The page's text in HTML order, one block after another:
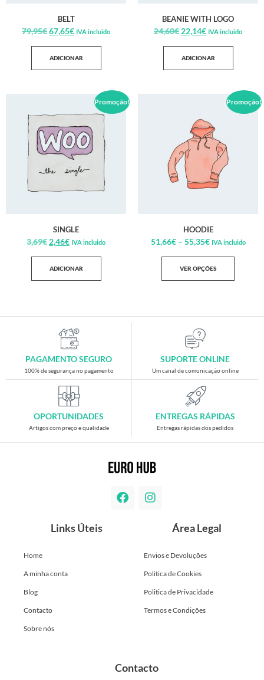
BELT
79,95€67,65€ IVA incluido
ADICIONAR
BEANIE WITH LOGO
24,60€ 22,14€ IVA incluido
ADICIONAR
Promoção!
SINGLE
3,69€ 2,46€ IVA incluido
ADICIONAR
Promoção!
HOODIE
51,66€ – 55,35€ IVA incluido
VER OPÇÕES
PAGAMENTO SEGURO
100% de segurança no pagamento
SUPORTE ONLINE
Um canal de comunicação online
OPORTUNIDADES
Artigos com preço e qualidade
ENTREGAS RÁPIDAS
Entregas rápidas dos pedidos
Links Úteis
Home
A minha conta
Blog
Contacto
Sobre nós
Área Legal
Envios e Devoluções
Politica de Cookies
Politica de Privacidade
Termos e Condições
Contacto